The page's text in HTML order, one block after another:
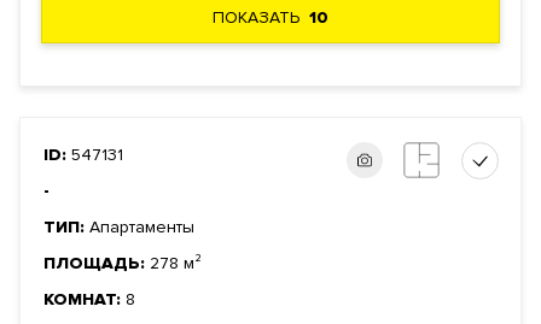
ПОКАЗАТЬ 10
ID: 547131
-
ТИП: Апартаменты
ПЛОЩАДЬ: 278 м²
КОМНАТ: 8